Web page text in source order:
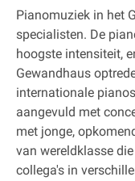
Pianomuziek in het
specialisten. De
hoogste intensiteit,
Gewandhaus
internationale
aangevuld met
met jonge,
van wereldklasse
collega's in